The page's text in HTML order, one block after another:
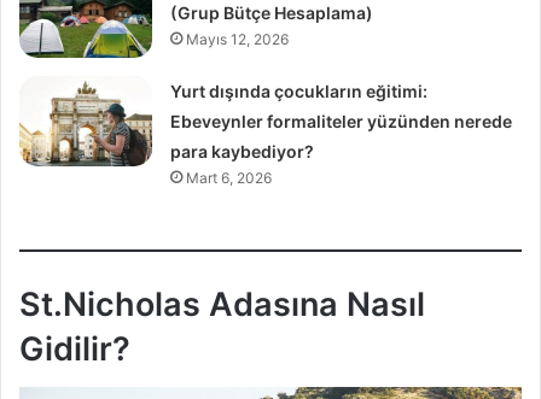
(Grup Bütçe Hesaplama)
Mayıs 12, 2026
Yurt dışında çocukların eğitimi:
Ebeveynler formaliteler yüzünden nerede
para kaybediyor?
Mart 6, 2026
St.Nicholas Adasına Nasıl
Gidilir?